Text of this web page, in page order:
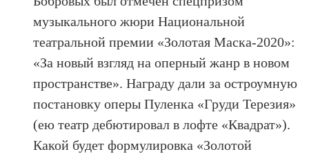
музыкального жюри Национальной
театральной премии «Золотая Маска-2020»:
«За новый взгляд на оперный жанр в новом
пространстве». Награду дали за остроумную
постановку оперы Пуленка «Груди Терезия»
(ею театр дебютировал в лофте «Квадрат»).
Какой будет формулировка «Золотой